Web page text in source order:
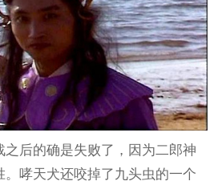
之后的确是失败了，因为二郎神
哮天犬还咬掉了九头虫的一个